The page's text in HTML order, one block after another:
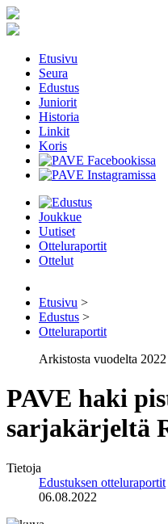
Etusivu
Seura
Edustus
Juniorit
Historia
Linkit
Koris
Joukkue
Uutiset
Otteluraportit
Ottelut
Etusivu >
Edustus >
Otteluraportit
Arkistosta vuodelta 2022
PAVE haki
sarjakärjeltä
Tietoja
Edustuksen otteluraportit
06.08.2022